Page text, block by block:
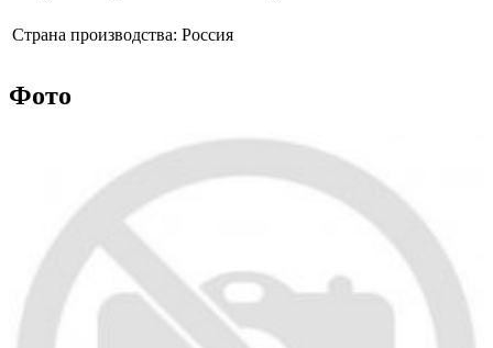
Страна производства: Россия
Фото